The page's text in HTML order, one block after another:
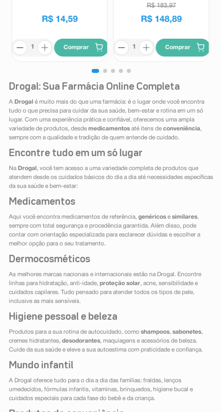
R$ 14,59
Comprar
R$ 183,97
R$ 148,89
Comprar
Drogal: Sua Farmácia Online Completa
A Drogal é muito mais do que uma farmácia: é o lugar onde você encontra
tudo o que precisa para cuidar da sua saúde, bem-estar e rotina em um só
lugar. Com uma experiência prática e confiável, oferecemos uma ampla
variedade de produtos, desde medicamentosaté itens de conveniência,
sempre com a qualidade e tradição de quem entende de cuidado.
Encontre tudo em um só lugar
Na Drogal , você tem acesso a uma variedade completa de produtos que
atendem desde os cuidados básicos do dia a dia até necessidades específicas
da sua saúde e bem-estar:
Medicamentos
Aqui você encontra medicamentos de referência, genéricose similares,
sempre com total segurança e procedência garantida. Além disso, pode
contar com orientação especializada para esclarecer dúvidas e escolher a
melhor opção para o seu tratamento.
Dermocosméticos
As melhores marcas nacionais e internacionais estão na Drogal. Encontre
linhas para hidratação, anti-idade, proteção solar, acne, sensibilidade e
cuidados capilares. Tudo pensado para atender todos os tipos de pele,
inclusive as mais sensíveis.
Higiene pessoal e beleza
Produtos para a sua rotina de autocuidado, como shampoos, sabonetes,
cremes hidratantes, desodorantes, maquiagens e acessórios de beleza.
Cuide da sua saúde e eleve a sua autoestima com praticidade e confiança.
Mundo infantil
A Drogal oferece tudo para o dia a dia das famílias: fraldas, lenços
umedecidos, fórmulas infantis, vitaminas, brinquedos, higiene bucal e
cuidados especiais para cada fase do bebê e da criança.